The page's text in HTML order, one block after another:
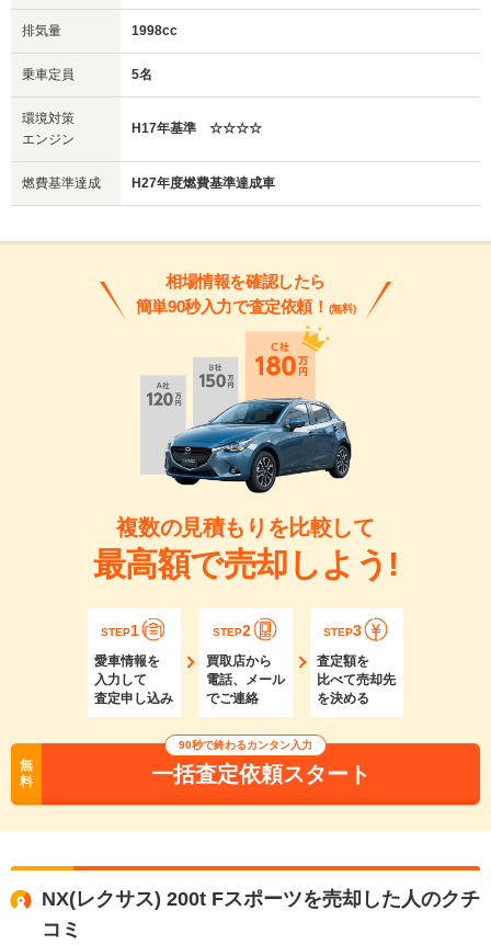
排気量 1998cc
乗車定員 5名
環境対策
エンジン
H17年基準 ☆☆☆☆
燃費基準達成 H27年度燃費基準達成車
相場情報を確認したら
簡単90秒入力で査定依頼！ (無料)
複数の見積もりを比較して
最高額で売却しよう!
STEP1
愛車情報を
入力して
査定申し込み
STEP2
買取店から
電話、メール
でご連絡
STEP3
査定額を
比べて売却先
を決める
無
料
90秒で終わるカンタン入力
一括査定依頼スタート
NX(レクサス) 200t Fスポーツを売却した人のクチ
コミ